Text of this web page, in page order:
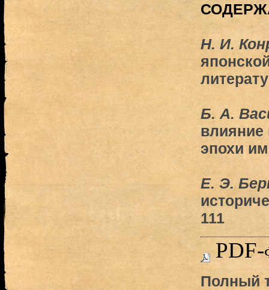
Н. И.
Б. А.
влияние
эпохи
Е. Э.
111
PDF-
Полный